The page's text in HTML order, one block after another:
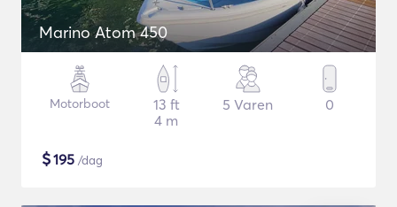
Marino Atom 450
Motorboot
13 ft
4 m
5 Varen 0
$195 /dag